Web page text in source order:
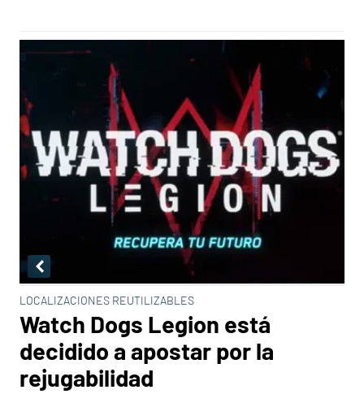
LOCALIZACIONES REUTILIZABLES
Watch Dogs Legion está
decidido a apostar por la
rejugabilidad